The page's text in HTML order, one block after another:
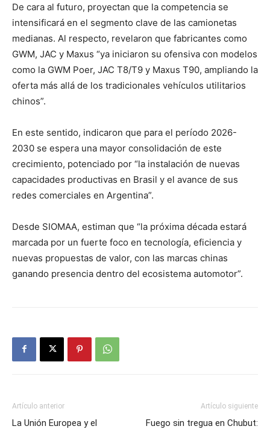
De cara al futuro, proyectan que la competencia se
intensificará en el segmento clave de las camionetas
medianas. Al respecto, revelaron que fabricantes como
GWM, JAC y Maxus “ya iniciaron su ofensiva con modelos
como la GWM Poer, JAC T8/T9 y Maxus T90, ampliando la
oferta más allá de los tradicionales vehículos utilitarios
chinos”.
En este sentido, indicaron que para el período 2026-
2030 se espera una mayor consolidación de este
crecimiento, potenciado por “la instalación de nuevas
capacidades productivas en Brasil y el avance de sus
redes comerciales en Argentina”.
Desde SIOMAA, estiman que “la próxima década estará
marcada por un fuerte foco en tecnología, eficiencia y
nuevas propuestas de valor, con las marcas chinas
ganando presencia dentro del ecosistema automotor”.
Artículo anterior
La Unión Europea y el
Artículo siguiente
Fuego sin tregua en Chubut: